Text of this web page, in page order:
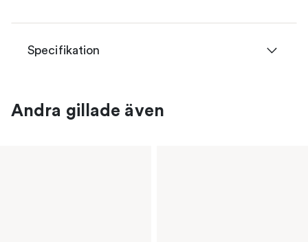
Specifikation
Andra gillade även